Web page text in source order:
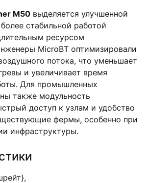
M50 выделяется улучшенной
стабильной работой
ресурсом
MicroBT оптимизировали
потока, что уменьшает
и увеличивает время
Для промышленных
также модульность
доступ к узлам и удобство
фермы, особенно при
инфраструктуры.